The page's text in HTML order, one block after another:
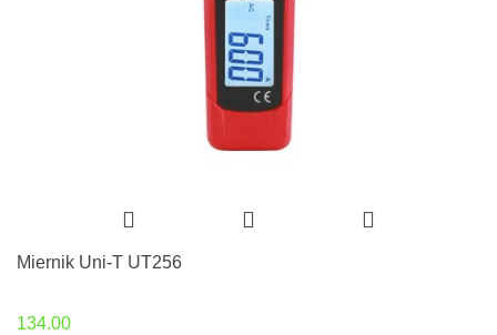
Miernik Uni-T UT256
134.00